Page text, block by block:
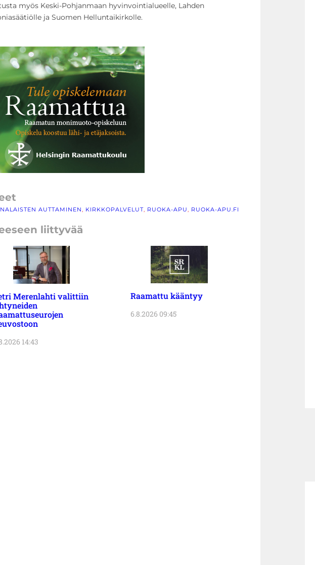
myös Keski-Pohjanmaan hyvinvointialueelle, Lahden
ja Suomen Helluntaikirkolle.
AUTTAMINEN KIRKKOPALVELUT, RUOKA-APU RUOKA-APU.FI
liittyvää
Merenlahti valittiin
14:43
Raamattu kääntyy
6.8.2026 09:45